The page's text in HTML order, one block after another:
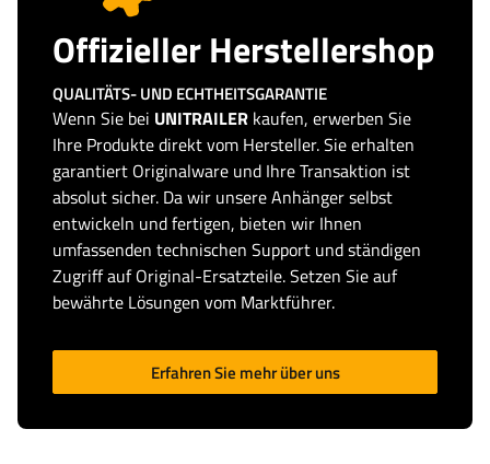
Offizieller Herstellershop
QUALITÄTS- UND ECHTHEITSGARANTIE
Wenn Sie bei UNITRAILER kaufen, erwerben Sie
Ihre Produkte direkt vom Hersteller. Sie erhalten
garantiert Originalware und Ihre Transaktion ist
absolut sicher. Da wir unsere Anhänger selbst
entwickeln und fertigen, bieten wir Ihnen
umfassenden technischen Support und ständigen
Zugriff auf Original-Ersatzteile. Setzen Sie auf
bewährte Lösungen vom Marktführer.
Erfahren Sie mehr über uns